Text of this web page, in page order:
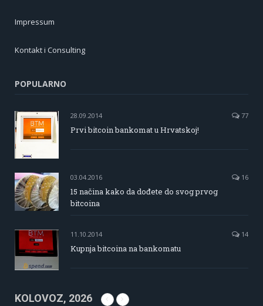
Impressum
Kontakt i Consulting
POPULARNO
28.09.2014 77
Prvi bitcoin bankomat u Hrvatskoj!
03.04.2016 16
15 načina kako da dođete do svog prvog
bitcoina
11.10.2014 14
Kupnja bitcoina na bankomatu
KOLOVOZ, 2026